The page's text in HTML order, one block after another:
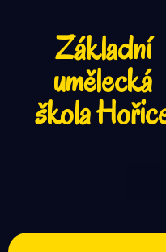
Základní
umělecká
škola